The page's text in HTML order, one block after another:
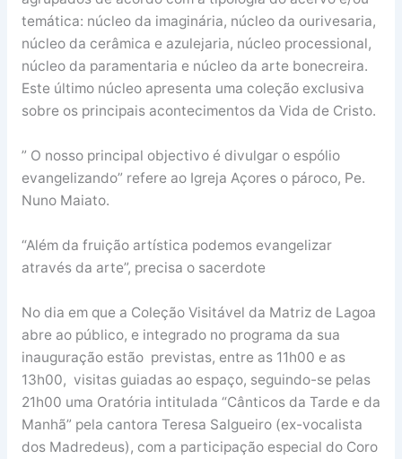
temática: núcleo da imaginária, núcleo da ourivesaria,
núcleo da cerâmica e azulejaria, núcleo processional,
núcleo da paramentaria e núcleo da arte bonecreira.
Este último núcleo apresenta uma coleção exclusiva
sobre os principais acontecimentos da Vida de Cristo.
” O nosso principal objectivo é divulgar o espólio
evangelizando” refere ao Igreja Açores o pároco, Pe.
Nuno Maiato.
“Além da fruição artística podemos evangelizar
através da arte”, precisa o sacerdote
No dia em que a Coleção Visitável da Matriz de Lagoa
abre ao público, e integrado no programa da sua
inauguração estão previstas, entre as 11h00 e as
13h00, visitas guiadas ao espaço, seguindo-se pelas
21h00 uma Oratória intitulada “Cânticos da Tarde e da
Manhã” pela cantora Teresa Salgueiro (ex-vocalista
dos Madredeus), com a participação especial do Coro